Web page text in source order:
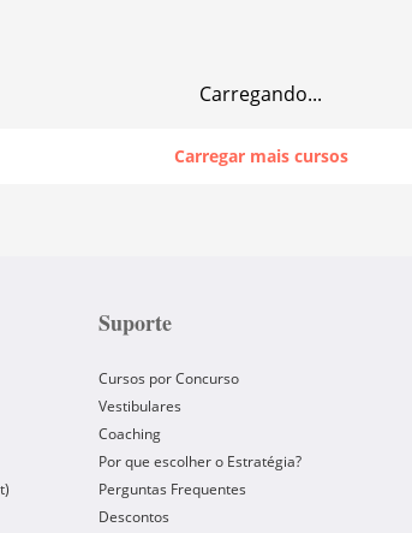
Carregando...
Carregar mais cursos
Suporte
Cursos por Concurso
Vestibulares
Coaching
Por que escolher o Estratégia?
Perguntas Frequentes
Descontos